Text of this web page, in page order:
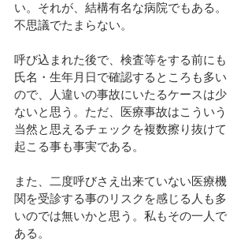
い。それが、結構有名な病院でもある。
不思議でたまらない。
呼び込まれた後で、検査等をする前にも
氏名・生年月日で確認するところも多い
ので、人違いの事故にいたるケースは少
ないと思う。ただ、医療事故はこういう
当然と思えるチェックを複数擦り抜けて
起こる事も事実である。
また、二度呼びさえ出来ていない医療機
関を受診する事のリスクを感じる人も多
いのでは無いかと思う。私もその一人で
ある。